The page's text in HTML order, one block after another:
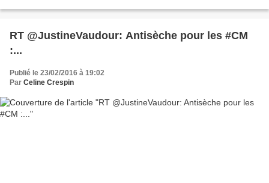
RT @JustineVaudour: Antisèche pour les #CM
:...
Publié le 23/02/2016 à 19:02
Par Celine Crespin